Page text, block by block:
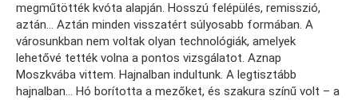
megműtötték kvóta alapján. Hosszú felépülés, remisszió,
aztán… Aztán minden visszatért súlyosabb formában. A
városunkban nem voltak olyan technológiák, amelyek
lehetővé tették volna a pontos vizsgálatot. Aznap
Moszkvába vittem. Hajnalban indultunk. A legtisztább
hajnalban… Hó borította a mezőket, és szakura színű volt – a